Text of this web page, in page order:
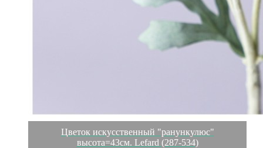
Цветок искусственный "ранункулюс"
высота=43см. Lefard (287-534)